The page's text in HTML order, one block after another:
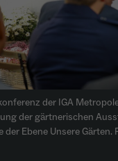
der IGA
der gärtnerischen
der Ebene Unsere Gärten.